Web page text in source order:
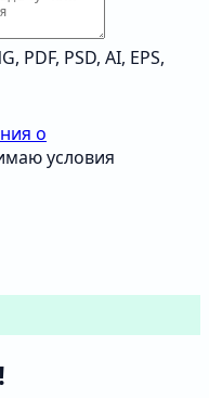
PDF, PSD, AI, EPS,
о
условия